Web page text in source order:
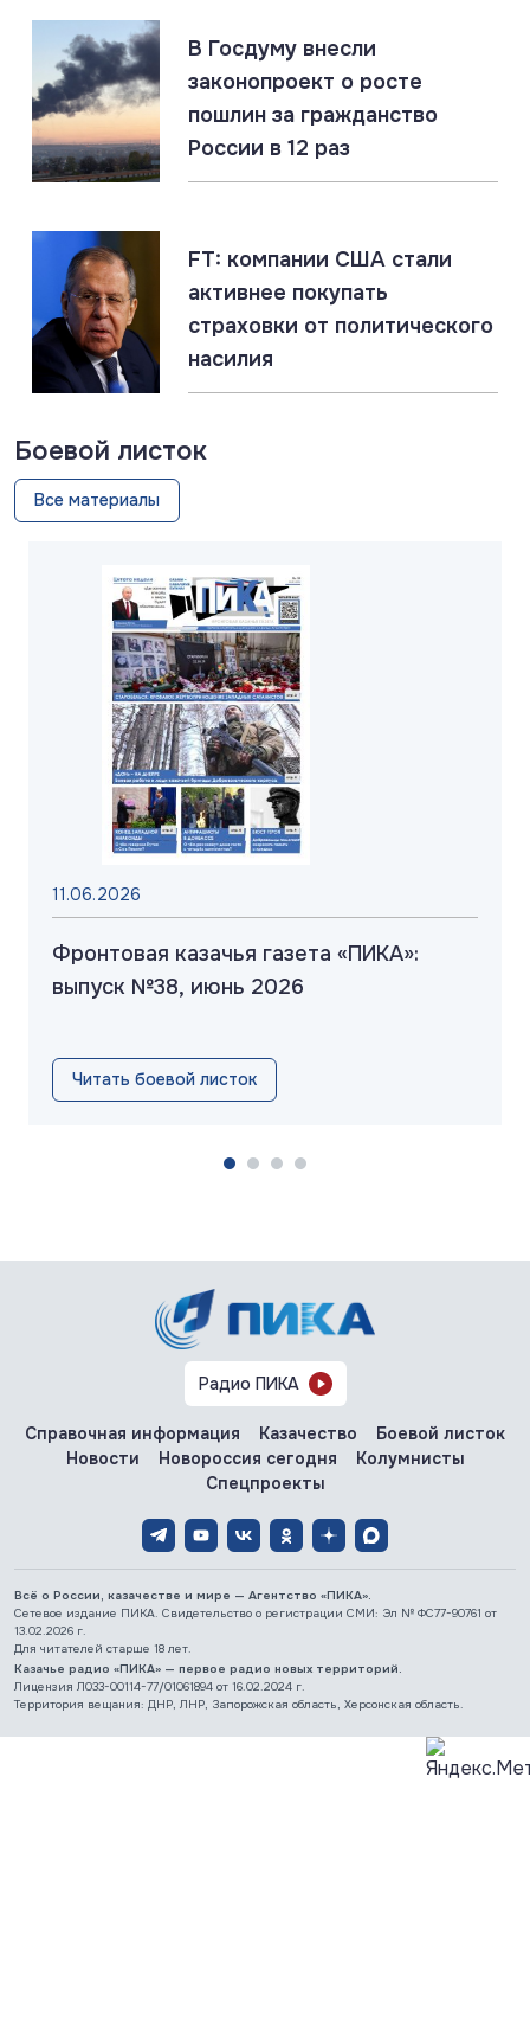
Россия накопила ракетный арсенал. Новые удары
по инфраструктуре ВСУ неизбежны
05.08.2026 #СВО #Сводка #Харьковская область
Харьковская область: главное за 5 августа
В Госдуму внесли
законопроект о росте
пошлин за гражданство
России в 12 раз
FT: компании США стали
активнее покупать
страховки от политического
насилия
Боевой листок
Все материалы
11.06.2026
Фронтовая казачья газета «ПИКА»:
выпуск №38, июнь 2026
Читать боевой листок
Радио ПИКА
Справочная информация Казачество
Боевой листок
Новости
Новороссия сегодня
Колумнисты
Спецпроекты
Всё о России, казачестве и мире — Агентство «ПИКА».
Сетевое издание ПИКА. Свидетельство о регистрации СМИ: Эл № ФС77-90761 от
13.02.2026 г.
Для читателей старше 18 лет.
Казачье радио «ПИКА» — первое радио новых территорий.
Лицензия Л033-00114-77/01061894 от 16.02.2024 г.
Территория вещания: ДНР, ЛНР, Запорожская область, Херсонская область.